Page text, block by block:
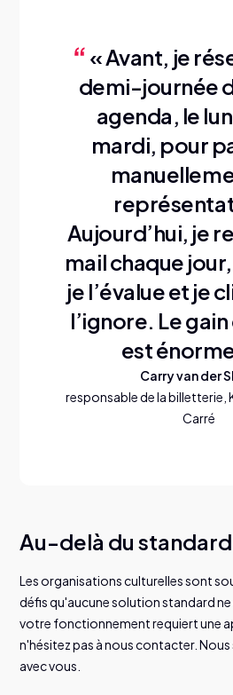
« Avant, je
demi-journée
agenda, le
mardi, pour
Aujourd’hui, je
mail chaque
je l’évalue et je
l’ignore. Le
est
Carry van der
responsable de la billetterie,
Carré
Au-delà du standard
Les organisations culturelles sont
défis qu'aucune solution standard
votre fonctionnement requiert une
n'hésitez pas à nous contacter.
avec vous.